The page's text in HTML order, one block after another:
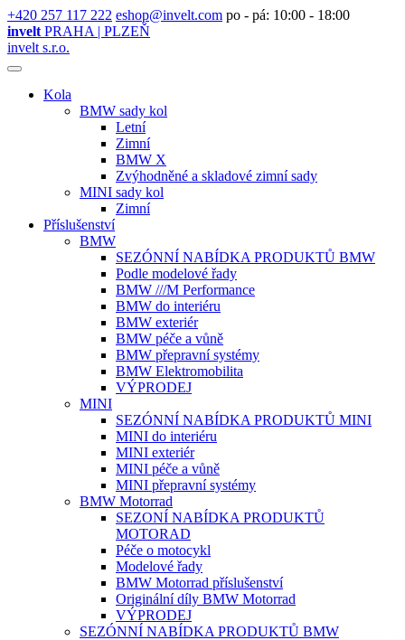
+420 257 117 222 eshop@invelt.com po - pá: 10:00 - 18:00
invelt PRAHA | PLZEŇ
invelt s.r.o.
Kola
BMW sady kol
Letní
Zimní
BMW X
Zvýhodněné a skladové zimní sady
MINI sady kol
Zimní
Příslušenství
BMW
SEZÓNNÍ NABÍDKA PRODUKTŮ BMW
Podle modelové řady
BMW ///M Performance
BMW do interiéru
BMW exteriér
BMW péče a vůně
BMW přepravní systémy
BMW Elektromobilita
VÝPRODEJ
MINI
SEZÓNNÍ NABÍDKA PRODUKTŮ MINI
MINI do interiéru
MINI exteriér
MINI péče a vůně
MINI přepravní systémy
BMW Motorrad
SEZONÍ NABÍDKA PRODUKTŮ
MOTORAD
Péče o motocykl
Modelové řady
BMW Motorrad příslušenství
Originální díly BMW Motorrad
VÝPRODEJ
SEZÓNNÍ NABÍDKA PRODUKTŮ BMW